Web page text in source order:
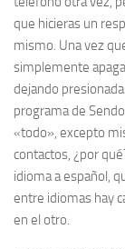
que hicieras un
mismo. Una vez
simplemente
dejando
programa de
«todo», excepto
contactos, ¿por
idioma a español,
entre idiomas hay
en el otro.